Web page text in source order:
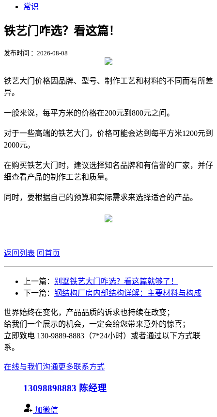
常识
铁艺门咋选？看这篇！
发布时间 ：2026-08-08
铁艺大门价格因品牌、型号、制作工艺和材料的不同而有所差
异。
一般来说，每平方米的价格在200元到800元之间。
对于一些高端的铁艺大门，价格可能会达到每平方米1200元到
2000元。
在购买铁艺大门时，建议选择知名品牌和有信誉的厂家，并仔
细查看产品的制作工艺和质量。
同时，要根据自己的预算和实际需求来选择适合的产品。
返回列表 回首页
上一篇： 别墅铁艺大门咋选？看这篇就够了！
下一篇： 钢结构厂房内部结构详解：主要材料与构成
世界始终在变化，产品品质的诉求也持续在改变；
给我们一个展示的机会，一定会给您带来意外的惊喜；
立即致电 130-9889-8883（7*24小时）或者通过以下方式联
系。
在线与我们沟通更多联系方式
13098898883 陈经理
加微信